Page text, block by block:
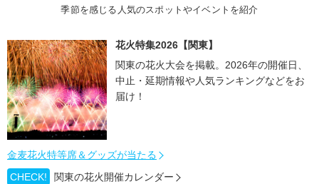
季節を感じる人気のスポットやイベントを紹介
花火特集2026【関東】
関東の花火大会を掲載。2026年の開催日、
中止・延期情報や人気ランキングなどをお
届け！
金麦花火特等席＆グッズが当たる
CHECK!
関東の花火開催カレンダー